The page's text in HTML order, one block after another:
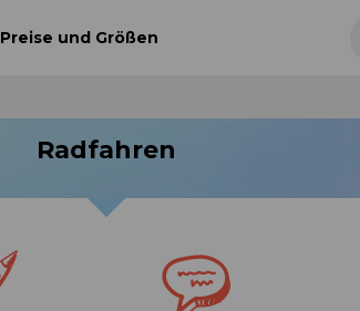
Preise und Größen
Radfahren